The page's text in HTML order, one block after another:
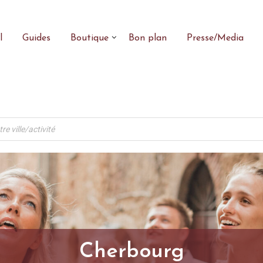
Guides Boutique Bon plan Presse/Media
Cherbourg